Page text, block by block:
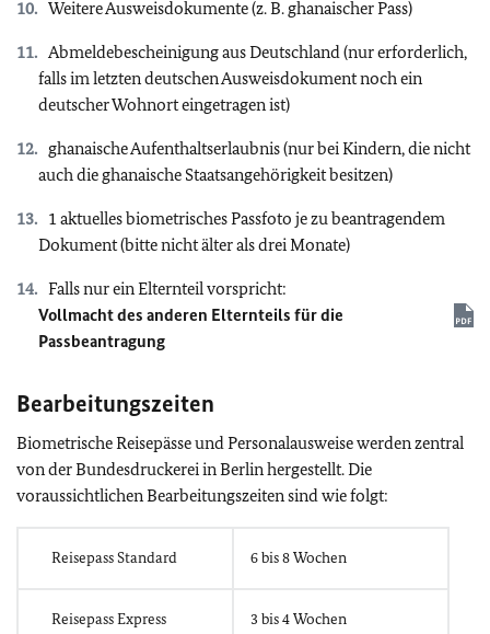
Weitere Ausweisdokumente (z. B. ghanaischer Pass)
Abmeldebescheinigung aus Deutschland (nur erforderlich,
falls im letzten deutschen Ausweisdokument noch ein
deutscher Wohnort eingetragen ist)
ghanaische Aufenthaltserlaubnis (nur bei Kindern, die nicht
auch die ghanaische Staatsangehörigkeit besitzen)
1 aktuelles biometrisches Passfoto je zu beantragendem
Dokument (bitte nicht älter als drei Monate)
Falls nur ein Elternteil vorspricht:
Vollmacht des anderen Elternteils für die
Passbeantragung
Bearbeitungszeiten
Biometrische Reisepässe und Personalausweise werden zentral
von der Bundesdruckerei in Berlin hergestellt. Die
voraussichtlichen Bearbeitungszeiten sind wie folgt:
Reisepass Standard 6 bis 8 Wochen
Reisepass Express 3 bis 4 Wochen